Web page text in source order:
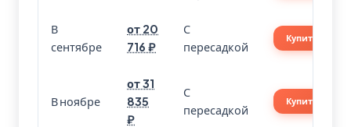
В
сентябре
от 20
716 ₽
С
пересадкой
Купить
В ноябре
от 31
835
₽
С
пересадкой
Купить